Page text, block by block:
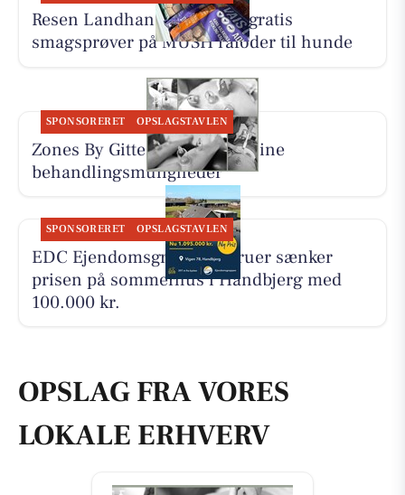
Resen Landhandel tilbyder gratis
smagsprøver på MUSH råfoder til hunde
SPONSORERET OPSLAGSTAVLEN
Zones By Gitte præsenterer sine
behandlingsmuligheder
SPONSORERET OPSLAGSTAVLEN
EDC Ejen­doms­grup­pen Struer sænker
prisen på sommerhus i Handbjerg med
100.000 kr.
OPSLAG FRA VORES
LOKALE ERHVERV